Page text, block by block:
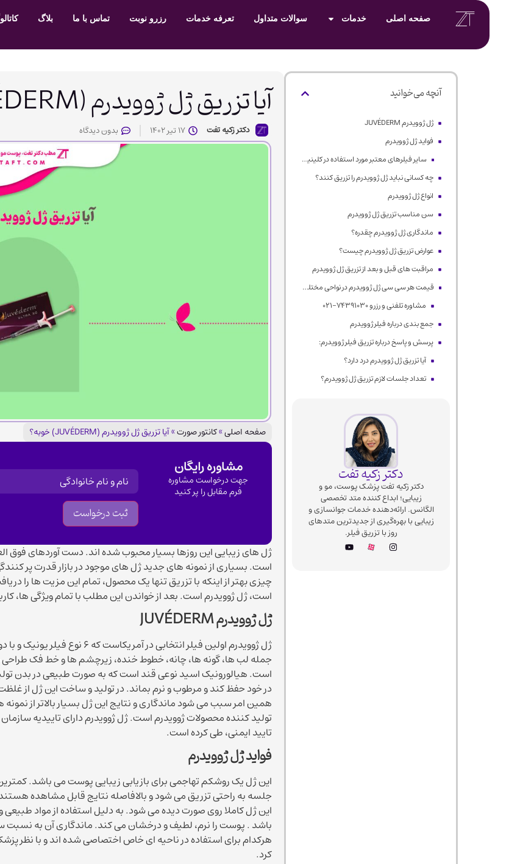
صفحه اصلی خدمات سوالات متداول تعرفه خدمات رزرو نوبت تماس با ما بلاگ
آنچه می‌خوانید
ژل ژوویدرم JUVÉDERM
فواید ژل ژوویدرم
سایر فیلرهای معتبر مورد استفاده در کلینیک دکتر تفت:
چه کسانی نباید ژل ژوویدرم را تزریق کنند؟
انواع ژل ژوویدرم
سن مناسب تزریق ژل ژوویدرم
ماندگاری ژل ژوویدرم چقدره؟
عوارض تزریق ژل ژوویدرم چیست؟
مراقبت های قبل و بعد از تزریق ژل ژوویدرم
قیمت هر سی سی ژل ژوویدرم در نواحی مختلف صورت
مشاوره تلفنی و رزرو 74391030-021
جمع بندی درباره فیلر ژوویدرم
پرسش و پاسخ درباره تزریق فیلر ژوویدرم:
آیا تزریق ژل ژوویدرم درد دارد؟
تعداد جلسات لازم تزریق ژل ژوویدرم؟
دکتر زکیه تفت
دکتر زکیه تفت پزشک پوست، مو و
زیبایی؛ ابداع کننده متد تخصصی
الگانس. ارائه‌دهنده خدمات جوانسازی و
زیبایی با بهره‌گیری از جدیدترین متدهای
روز با تزریق فیلر.
آیا تزریق ژل ژوویدرم (JUVÉDERM) خوبه؟
دکتر زکیه تفت 17 تیر 1402 بدون دیدگاه
صفحه اصلی»کانتور صورت»آیا تزریق ژل ژوویدرم (JUVÉDERM) خوبه؟
مشاوره رایگان
جهت درخواست مشاوره
فرم مقابل را پر کنید
نام(Required)
Alternative:
ژل های زیبایی این روزها بسیار محبوب شده اند. دست آوردهای فوق
است. بسیاری از نمونه های جدید ژل های موجود در بازار قدرت پر
چیزی بهتر از اینکه با تزریق تنها یک محصول، تمام این مزیت ها را
است، ژل ژوویدرم است. بعد از خواندن این مطلب با تمام ویژگی ها،
ژل ژوویدرمJUVÉDERM
ژل ژوویدرم اولین فیلر انتخابی
جمله لب ها، گونه ها، چانه، خطوط خنده، زیرچشم ها و خط فک
است. هیالورونیک اسید نوعی قند است که به صورت طبیعی در بدن
در خود حفظ کند و مرطوب و نرم بماند. در تولید و ساخت این ژل از
همین امر سبب می شود ماندگاری و نتایج این ژل بسیار بالاتر از
تولید کننده محصولات ژوویدرم است. ژل ژوویدرم دارای تاییدیه
تایید ایمنی، طی کرده است.
فواید ژل ژوویدرم
این ژل یک روشکم تهاجمی برای بازیابی زیبایی پوست می باشد.
جلسه به راحتی تزریق می شود و بالافاصله نتایج قابل مشاهده
این ژل کاملا روی صورت دیده می شود. به دلیل استفاده از مواد
باشد . پوست را نرم، لطیف و درخشان می کند. ماندگاری آن به نسبت
هرکدام برای استفاده در ناحیه ای خاص اختصاصی شده اند و با نظر
کرد.